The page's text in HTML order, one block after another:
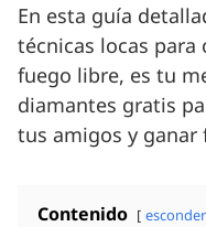
En esta guía
técnicas locas
fuego libre, es tu
diamantes gratis
tus amigos y ganar
Contenido esconder